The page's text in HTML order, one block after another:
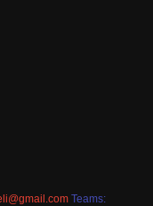
Teams: